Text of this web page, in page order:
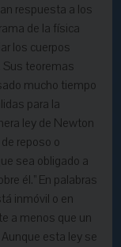
respuesta a los
de la física
los cuerpos
teoremas
mucho tiempo
para la
ley de Newton
reposo o
sea obligado a
él.” En palabras
inmóvil o en
a menos que un
esta ley se